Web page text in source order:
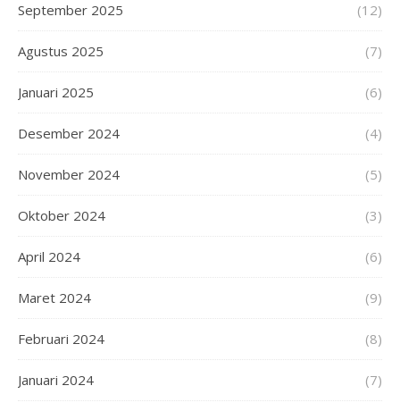
September 2025 (12)
Agustus 2025 (7)
Januari 2025 (6)
Desember 2024 (4)
November 2024 (5)
Oktober 2024 (3)
April 2024 (6)
Maret 2024 (9)
Februari 2024 (8)
Januari 2024 (7)